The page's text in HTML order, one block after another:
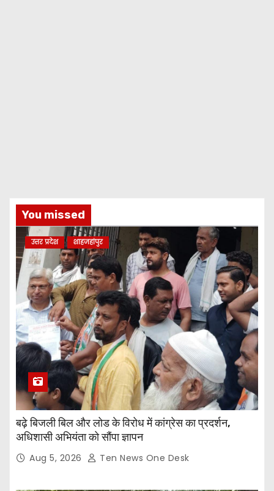
You missed
उत्तर प्रदेश शाहजहांपुर
बढ़े बिजली बिल और लोड के विरोध में कांग्रेस का प्रदर्शन,
अधिशासी अभियंता को सौंपा ज्ञापन
Aug 5, 2026 Ten News One Desk